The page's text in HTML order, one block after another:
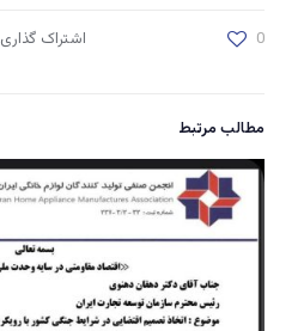
اشتراک گذاری 0
مطالب مرتبط